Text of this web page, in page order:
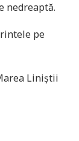
nedreaptă.
pe
Liniștii